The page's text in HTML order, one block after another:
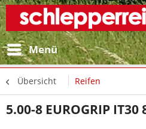
Menü
Übersicht Reifen
5.00-8 EUROGRIP IT30